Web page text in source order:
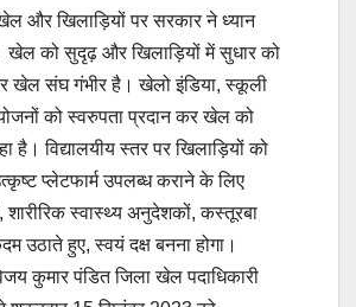
खेल और खिलाड़ियों पर सरकार ने ध्यान
खेल को सुदृढ़ और खिलाड़ियों में सुधार को
खेल संघ गंभीर है। खेलो इंडिया, स्कूली
को स्वरुपता प्रदान कर खेल को
है। विद्यालयीय स्तर पर खिलाड़ियों को
प्लेटफार्म उपलब्ध कराने के लिए
शारीरिक स्वास्थ्य अनुदेशकों, कस्तूरबा
उठाते हुए, स्वयं दक्ष बनना होगा।
कुमार पंडित जिला खेल पदाधिकारी